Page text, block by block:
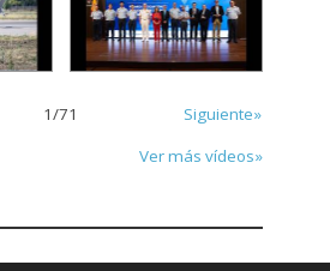
1/71
Siguiente»
Ver más vídeos»